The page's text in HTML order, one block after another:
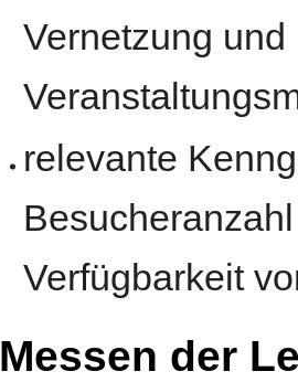
Vernetzung
relevante
Verfügbarkeit
Messen der